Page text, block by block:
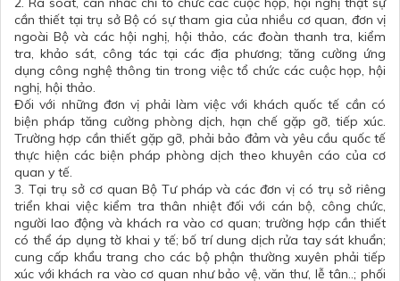
cần thiết tại trụ sở Bộ có sự tham gia của nhiều cơ quan, đơn vị
ngoài Bộ và các hội nghị, hội thảo, các đoàn thanh tra, kiểm
tra, khảo sát, công tác tại các địa phương; tăng cường ứng
dụng công nghệ thông tin trong việc tổ chức các cuộc họp, hội
nghị, hội thảo.
Đối với những đơn vị phải làm việc với khách quốc tế cần có
biện pháp tăng cường phòng dịch, hạn chế gặp gỡ, tiếp xúc.
Trường hợp cần thiết gặp gỡ, phải bảo đảm và yêu cầu quốc tế
thực hiện các biện pháp phòng dịch theo khuyên cáo của cơ
quan y tế.
3. Tại trụ sở cơ quan Bộ Tư pháp và các đơn vị có trụ sở riêng
triển khai việc kiểm tra thân nhiệt đối với cán bộ, công chức,
người lao động và khách ra vào cơ quan; trường hợp cần thiết
có thể áp dụng tờ khai y tế; bố trí dung dịch rửa tay sát khuẩn;
cung cấp khẩu trang cho các bộ phận thường xuyên phải tiếp
xúc với khách ra vào cơ quan như bảo vệ, văn thư, lễ tân..; phối